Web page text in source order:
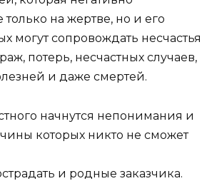
только на жертве, но и его
могут сопровождать несчастья
потерь, несчастных случаев,
и даже смертей.
начнутся непонимания и
которых никто не сможет
и родные заказчика.